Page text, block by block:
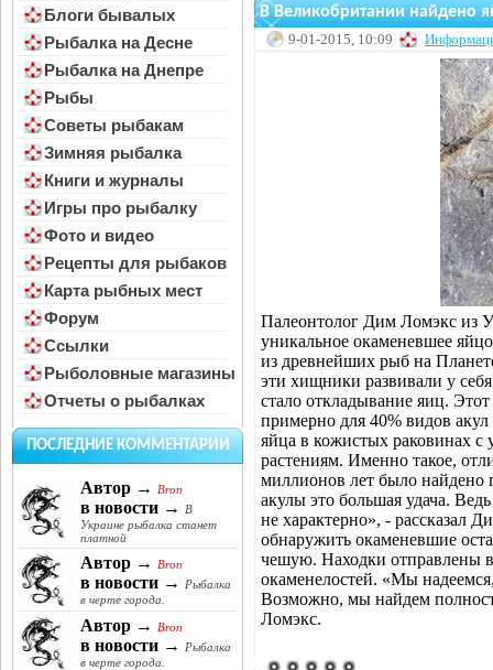
Блоги бывалых
Рыбалка на Десне
Рыбалка на Днепре
Рыбы
Советы рыбакам
Зимняя рыбалка
Книги и журналы
Игры про рыбалку
Фото и видео
Рецепты для рыбаков
Карта рыбных мест
Форум
Ссылки
Рыболовные магазины
Отчеты о рыбалках
ПОСЛЕДНИЕ КОММЕНТАРИИ
Автор → Bron
в новости →
В
Украине рыбалка станет
платной
Автор → Bron
в новости →
Рыбалка
в черте города.
Автор → Bron
в новости →
Рыбалка
в черте города.
В Великобритании найдено
9-01-2015, 10:09
Палеонтолог Дим Ломэкс из
уникальное окаменевшее
из древнейших рыб на
эти хищники развивали у
стало откладывание яиц.
примерно для 40% видов
яйца в кожистых раковинах с
растениям. Именно такое,
миллионов лет было найдено
акулы это большая удача.
не характерно», - рассказал
обнаружить окаменевшие
чешую. Находки отправлены
окаменелостей. «Мы
Возможно, мы найдем
Ломэкс.